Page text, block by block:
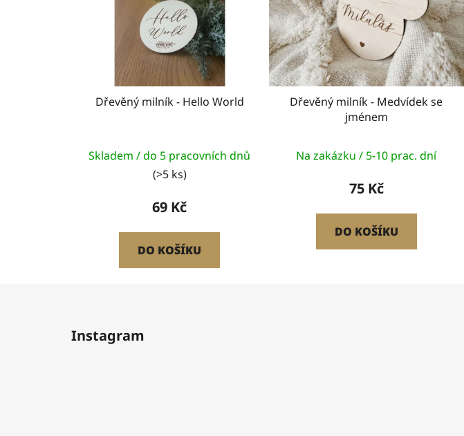
Dřevěný milník - Hello World
Skladem / do 5 pracovních dnů
(>5 ks)
69 Kč
DO KOŠÍKU
Dřevěný milník - Medvídek se
jménem
Na zakázku / 5-10 prac. dní
75 Kč
DO KOŠÍKU
Instagram